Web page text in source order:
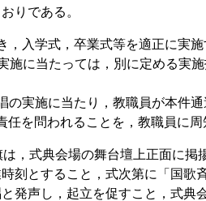
りである。
入学式，卒業式等を適正に実施
に当たっては，別に定める実施
実施に当たり，教職員が本件
任を問われることを，教職員に周
，式典会場の舞台壇上正面に掲
刻とすること，式次第に「国歌
発声し，起立を促すこと，式典